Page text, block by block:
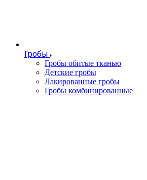
Гробы
Гробы обитые тканью
Детские гробы
Лакированные гробы
Гробы комбинированные